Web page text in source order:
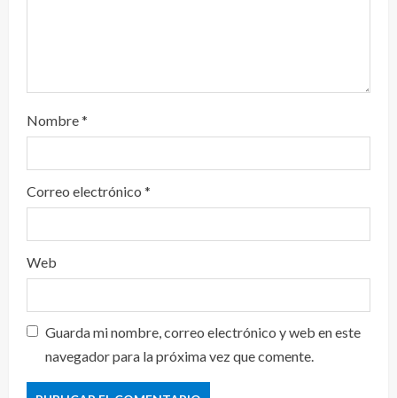
Nombre*
Correo electrónico *
Web
Guarda mi nombre, correo electrónico y web en este
navegador para la próxima vez que comente.